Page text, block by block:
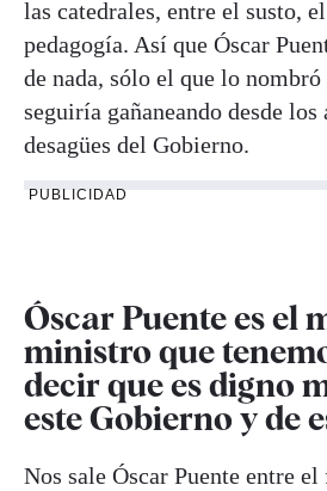
las catedrales, entre el susto,
pedagogía. Así que Óscar
de nada, sólo el que lo
seguiría gañaneando desde
desagües del Gobierno.
PUBLICIDAD
Óscar Puente es el
ministro que
decir que es digno
este Gobierno y de
Nos sale Óscar Puente entre el